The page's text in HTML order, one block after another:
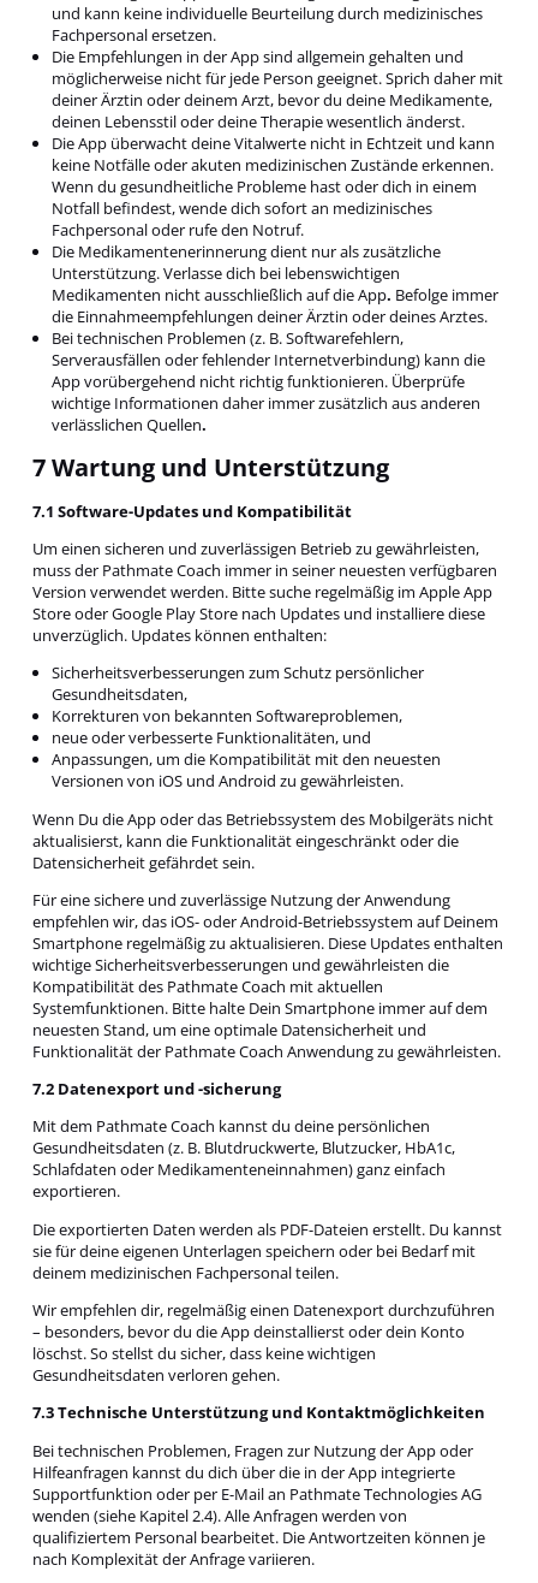
und kann keine individuelle Beurteilung durch medizinisches
Fachpersonal ersetzen.
Die Empfehlungen in der App sind allgemein gehalten und
möglicherweise nicht für jede Person geeignet. Sprich daher mit
deiner Ärztin oder deinem Arzt, bevor du deine Medikamente,
deinen Lebensstil oder deine Therapie wesentlich änderst.
Die App überwacht deine Vitalwerte nicht in Echtzeit und kann
keine Notfälle oder akuten medizinischen Zustände erkennen.
Wenn du gesundheitliche Probleme hast oder dich in einem
Notfall befindest, wende dich sofort an medizinisches
Fachpersonal oder rufe den Notruf.
Die Medikamentenerinnerung dient nur als zusätzliche
Unterstützung. Verlasse dich bei lebenswichtigen
Medikamenten nicht ausschließlich auf die App. Befolge immer
die Einnahmeempfehlungen deiner Ärztin oder deines Arztes.
Bei technischen Problemen (z. B. Softwarefehlern,
Serverausfällen oder fehlender Internetverbindung) kann die
App vorübergehend nicht richtig funktionieren. Überprüfe
wichtige Informationen daher immer zusätzlich aus anderen
verlässlichen Quellen.
7 Wartung und Unterstützung
7.1 Software-Updates und Kompatibilität
Um einen sicheren und zuverlässigen Betrieb zu gewährleisten,
muss der Pathmate Coach immer in seiner neuesten verfügbaren
Version verwendet werden. Bitte suche regelmäßig im Apple App
Store oder Google Play Store nach Updates und installiere diese
unverzüglich. Updates können enthalten:
Sicherheitsverbesserungen zum Schutz persönlicher
Gesundheitsdaten,
Korrekturen von bekannten Softwareproblemen,
neue oder verbesserte Funktionalitäten, und
Anpassungen, um die Kompatibilität mit den neuesten
Versionen von iOS und Android zu gewährleisten.
Wenn Du die App oder das Betriebssystem des Mobilgeräts nicht
aktualisierst, kann die Funktionalität eingeschränkt oder die
Datensicherheit gefährdet sein.
Für eine sichere und zuverlässige Nutzung der Anwendung
empfehlen wir, das iOS- oder Android-Betriebssystem auf Deinem
Smartphone regelmäßig zu aktualisieren. Diese Updates enthalten
wichtige Sicherheitsverbesserungen und gewährleisten die
Kompatibilität des Pathmate Coach mit aktuellen
Systemfunktionen. Bitte halte Dein Smartphone immer auf dem
neuesten Stand, um eine optimale Datensicherheit und
Funktionalität der Pathmate Coach Anwendung zu gewährleisten.
7.2 Datenexport und -sicherung
Mit dem Pathmate Coach kannst du deine persönlichen
Gesundheitsdaten (z. B. Blutdruckwerte, Blutzucker, HbA1c,
Schlafdaten oder Medikamenteneinnahmen) ganz einfach
exportieren.
Die exportierten Daten werden als PDF-Dateien erstellt. Du kannst
sie für deine eigenen Unterlagen speichern oder bei Bedarf mit
deinem medizinischen Fachpersonal teilen.
Wir empfehlen dir, regelmäßig einen Datenexport durchzuführen
– besonders, bevor du die App deinstallierst oder dein Konto
löschst. So stellst du sicher, dass keine wichtigen
Gesundheitsdaten verloren gehen.
7.3 Technische Unterstützung und Kontaktmöglichkeiten
Bei technischen Problemen, Fragen zur Nutzung der App oder
Hilfeanfragen kannst du dich über die in der App integrierte
Supportfunktion oder per E-Mail an Pathmate Technologies AG
wenden (siehe Kapitel 2.4). Alle Anfragen werden von
qualifiziertem Personal bearbeitet. Die Antwortzeiten können je
nach Komplexität der Anfrage variieren.